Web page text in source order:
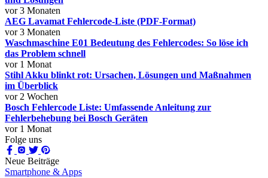
vor 3 Monaten
AEG Lavamat Fehlercode-Liste (PDF-Format)
vor 3 Monaten
Waschmaschine E01 Bedeutung des Fehlercodes: So löse ich
das Problem schnell
vor 1 Monat
Stihl Akku blinkt rot: Ursachen, Lösungen und Maßnahmen
im Überblick
vor 2 Wochen
Bosch Fehlercode Liste: Umfassende Anleitung zur
Fehlerbehebung bei Bosch Geräten
vor 1 Monat
Folge uns
Neue Beiträge
Smartphone & Apps